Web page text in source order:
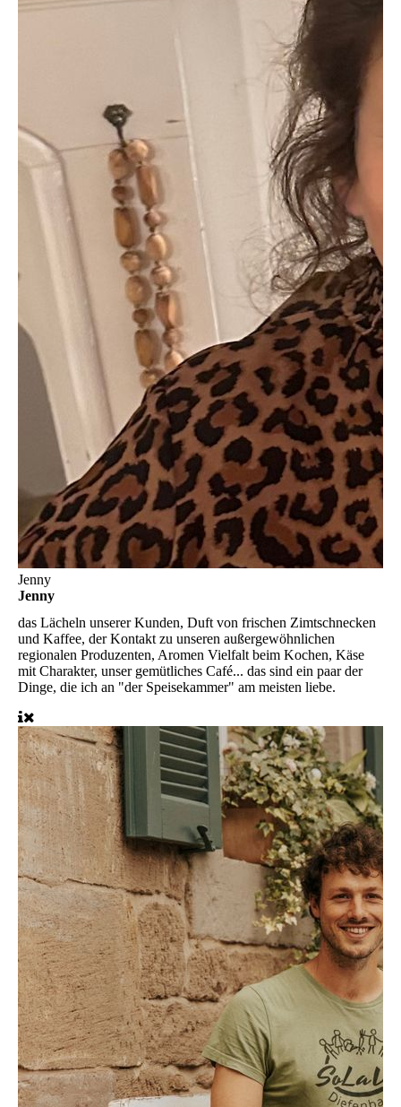
Jenny
Jenny
das Lächeln unserer Kunden, Duft von frischen Zimtschnecken
und Kaffee, der Kontakt zu unseren außergewöhnlichen
regionalen Produzenten, Aromen Vielfalt beim Kochen, Käse
mit Charakter, unser gemütliches Café... das sind ein paar der
Dinge, die ich an "der Speisekammer" am meisten liebe.